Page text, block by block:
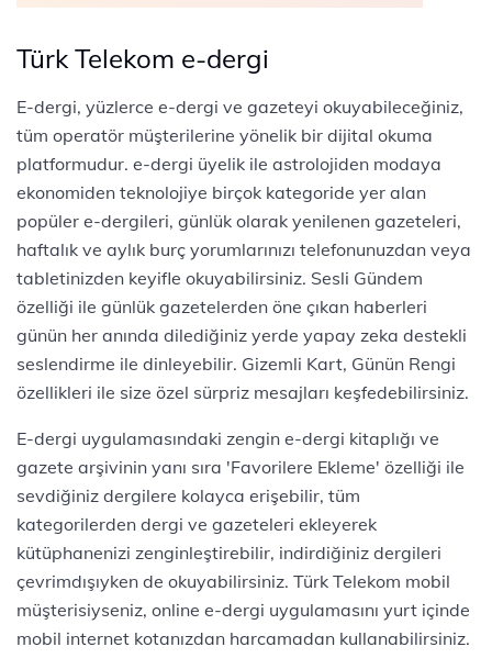
Türk Telekom e-dergi
E-dergi, yüzlerce e-dergi ve gazeteyi okuyabileceğiniz,
tüm operatör müşterilerine yönelik bir dijital okuma
platformudur. e-dergi üyelik ile astrolojiden modaya
ekonomiden teknolojiye birçok kategoride yer alan
popüler e-dergileri, günlük olarak yenilenen gazeteleri,
haftalık ve aylık burç yorumlarınızı telefonunuzdan veya
tabletinizden keyifle okuyabilirsiniz. Sesli Gündem
özelliği ile günlük gazetelerden öne çıkan haberleri
günün her anında dilediğiniz yerde yapay zeka destekli
seslendirme ile dinleyebilir. Gizemli Kart, Günün Rengi
özellikleri ile size özel sürpriz mesajları keşfedebilirsiniz.
E-dergi uygulamasındaki zengin e-dergi kitaplığı ve
gazete arşivinin yanı sıra 'Favorilere Ekleme' özelliği ile
sevdiğiniz dergilere kolayca erişebilir, tüm
kategorilerden dergi ve gazeteleri ekleyerek
kütüphanenizi zenginleştirebilir, indirdiğiniz dergileri
çevrimdışıyken de okuyabilirsiniz. Türk Telekom mobil
müşterisiyseniz, online e-dergi uygulamasını yurt içinde
mobil internet kotanızdan harcamadan kullanabilirsiniz.